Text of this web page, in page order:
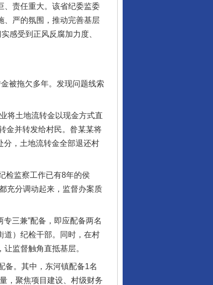
责任重大。该省纪委监委
、严的氛围，推动完善基层
感受到正风反腐加力度、
被拖欠多年。发现问题线索
将土地流转金以现金方式直
金并转发给村民。昝某某将
分，土地流转金全部退还村
检监察工作已有8年的侯
充分调动起来，监督办案质
三兼”配备，即应配备两名
道）纪检干部。同时，在村
监督触角直抵基层。
。其中，东河镇配备1名
，聚焦项目建设、村级财务